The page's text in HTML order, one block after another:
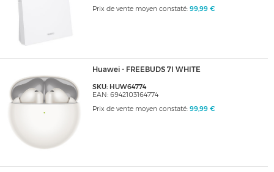
Prix de vente moyen constaté: 99,99 €
Huawei - FREEBUDS 7I WHITE
SKU: HUW64774
EAN: 6942103164774
Prix de vente moyen constaté: 99,99 €